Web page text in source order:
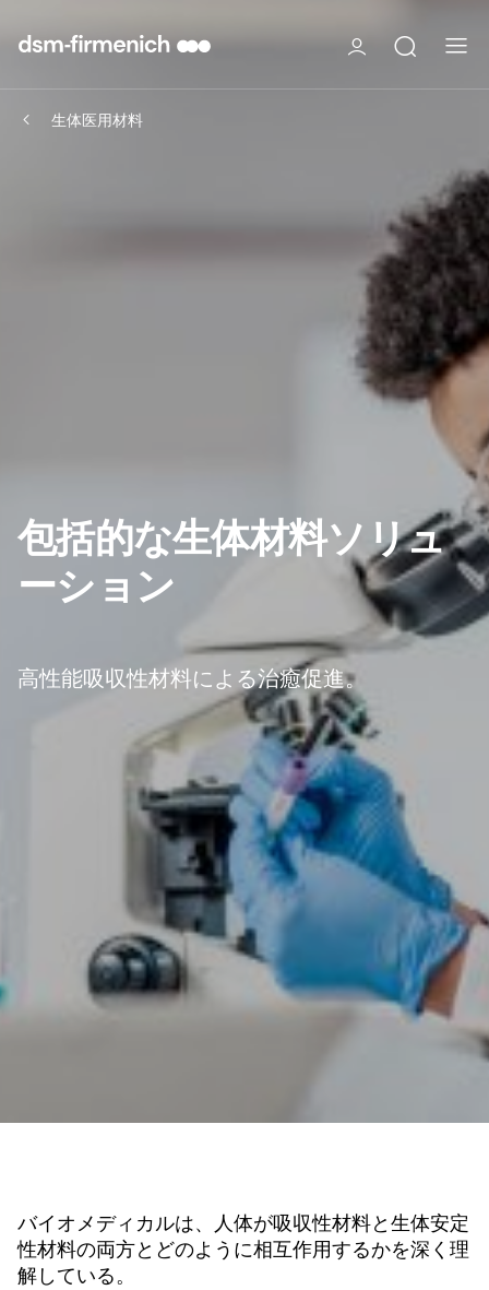
生体医用材料
包括的な生体材料ソリュ
ーション
高性能吸収性材料による治癒促進。
バイオメディカルは、人体が吸収性材料と生体安定
性材料の両方とどのように相互作用するかを深く理
解している。